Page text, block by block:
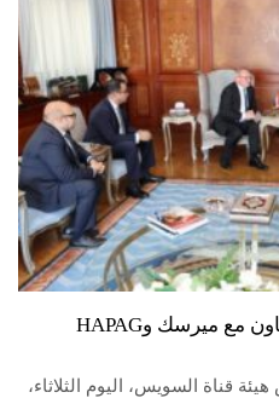
قناة السويس تبحث تعزيز التعاون مع ميرسك وHAPAG
قناة السويس، اليوم الثلاثاء،